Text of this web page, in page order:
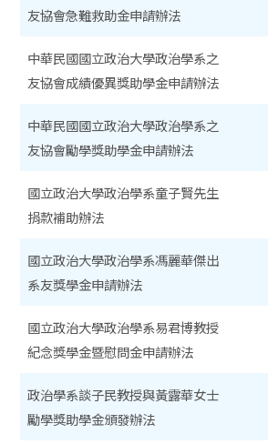
友協會急難救助金申請辦法
中華民國國立政治大學政治學系之
友協會成績優異獎助學金申請辦法
中華民國國立政治大學政治學系之
友協會勵學獎助學金申請辦法
國立政治大學政治學系童子賢先生
捐款補助辦法
國立政治大學政治學系馮麗華傑出
系友獎學金申請辦法
國立政治大學政治學系易君博教授
紀念獎學金暨慰問金申請辦法
政治學系談子民教授與黃露華女士
勵學獎助學金頒發辦法